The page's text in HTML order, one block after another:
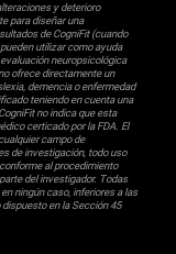
y deterioro
para diseñar una
de CogniFit (cuando
utilizar como ayuda
neuropsicológica
ofrece directamente un
demencia o enfermedad
teniendo en cuenta una
no indica que esta
certicado por la FDA. El
campo de
de investigación, todo uso
al procedimiento
del investigador. Todas
ningún caso, inferiores a las
en la Sección 45